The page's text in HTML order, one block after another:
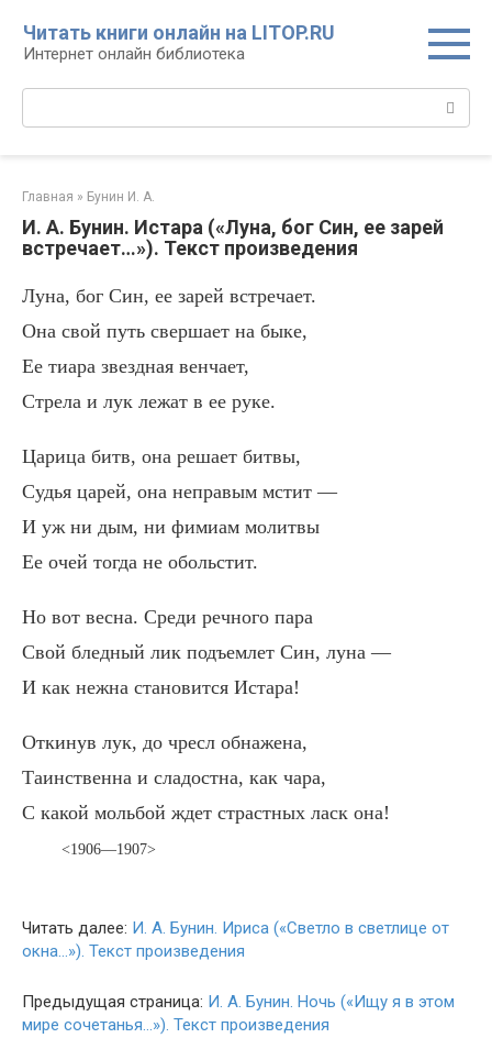
контенту
Читать книги онлайн на LITOP.RU
Интернет онлайн библиотека
Главная » Бунин И. А.
И. А. Бунин. Истара («Луна, бог Син, ее зарей
встречает…»). Текст произведения
Луна, бог Син, ее зарей встречает.
Она свой путь свершает на быке,
Ее тиара звездная венчает,
Стрела и лук лежат в ее руке.
Царица битв, она решает битвы,
Судья царей, она неправым мстит —
И уж ни дым, ни фимиам молитвы
Ее очей тогда не обольстит.
Но вот весна. Среди речного пара
Свой бледный лик подъемлет Син, луна —
И как нежна становится Истара!
Откинув лук, до чресл обнажена,
Таинственна и сладостна, как чара,
С какой мольбой ждет страстных ласк она!
<1906—1907>
Читать далее: И. А. Бунин. Ириса («Светло в светлице от
окна…»). Текст произведения
Предыдущая страница: И. А. Бунин. Ночь («Ищу я в этом
мире сочетанья…»). Текст произведения